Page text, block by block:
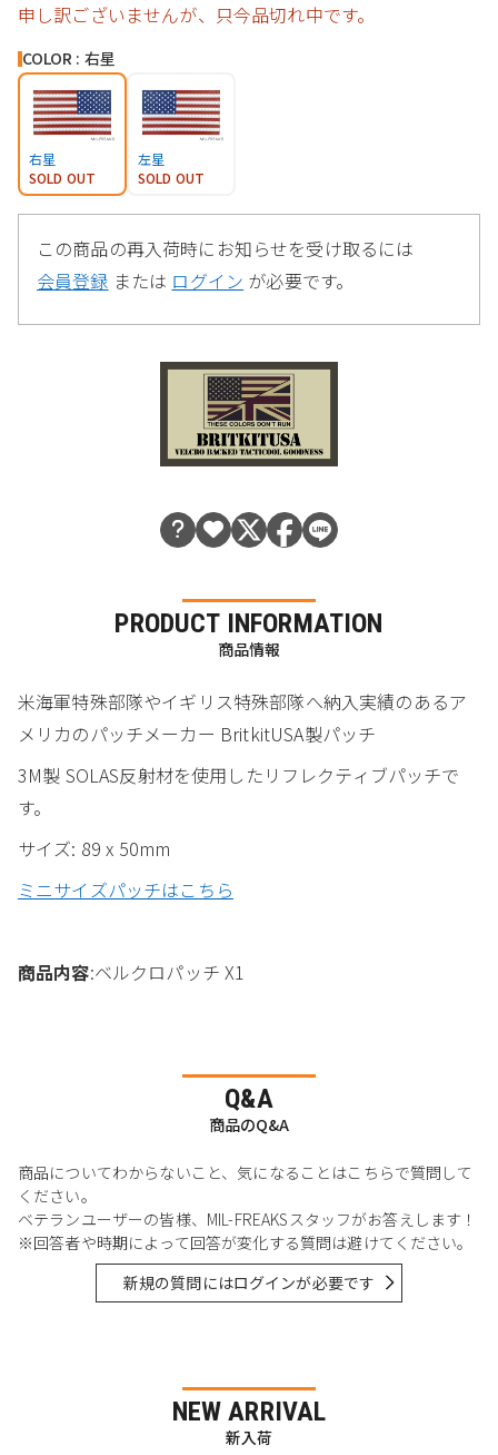
申し訳ございませんが、只今品切れ中です。
COLOR : 右星
右星
SOLD OUT
左星
SOLD OUT
この商品の再入荷時にお知らせを受け取るには
会員登録 または ログイン が必要です。
PRODUCT INFORMATION
商品情報
米海軍特殊部隊やイギリス特殊部隊へ納入実績のあるア
メリカのパッチメーカー BritkitUSA製パッチ
3M製 SOLAS反射材を使用したリフレクティブパッチで
す。
サイズ: 89 x 50mm
ミニサイズパッチはこちら
商品内容:ベルクロパッチ X1
Q&A
商品のQ&A
商品についてわからないこと、気になることはこちらで質問して
ください。
ベテランユーザーの皆様、MIL-FREAKSスタッフがお答えします！
※回答者や時期によって回答が変化する質問は避けてください。
新規の質問にはログインが必要です
NEW ARRIVAL
新入荷